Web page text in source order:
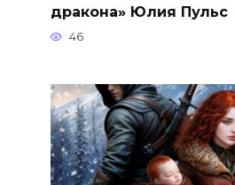
дракона» Юлия Пульс
46